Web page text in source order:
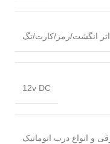
اثر انگشت/رمز/کارت/تگ
12v DC
و انواع درب اتوماتیک